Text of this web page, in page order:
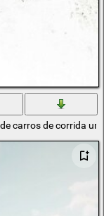
carros de corrida